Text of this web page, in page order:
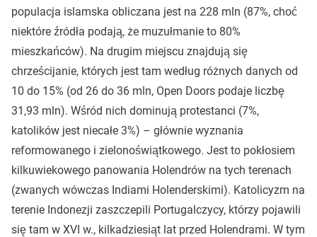
populacja islamska obliczana jest na 228 mln (87%, choć
niektóre źródła podają, że muzułmanie to 80%
mieszkańców). Na drugim miejscu znajdują się
chrześcijanie, których jest tam według różnych danych od
10 do 15% (od 26 do 36 mln, Open Doors podaje liczbę
31,93 mln). Wśród nich dominują protestanci (7%,
katolików jest niecałe 3%) – głównie wyznania
reformowanego i zielonoświątkowego. Jest to pokłosiem
kilkuwiekowego panowania Holendrów na tych terenach
(zwanych wówczas Indiami Holenderskimi). Katolicyzm na
terenie Indonezji zaszczepili Portugalczycy, którzy pojawili
się tam w XVI w., kilkadziesiąt lat przed Holendrami. W tym